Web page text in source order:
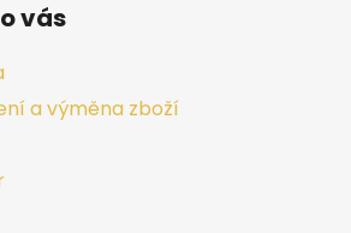
vás
a výměna zboží